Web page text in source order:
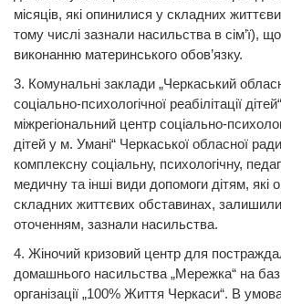
місяців, які опинилися у складних
тому числі зазнали насильства в сім’ї),
виконанню материнського обов’язку.
3. Комунальні заклади „Черкаський
соціально-психологічної реабілітації
міжрегіональний центр соціально-
дітей у м. Умані“ Черкаської обласної
комплексну соціальну, психологічну,
медичну та інші види допомоги дітям, які
складних життєвих обставинах,
оточенням, зазнали насильства.
4. Жіночий кризовий центр для
домашнього насильства „Мережка“ на базі
організації „100% Життя Черкаси“. В